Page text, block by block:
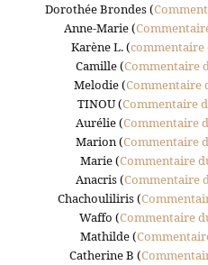
Dorothée Brondes (
Anne-Marie (
Karène L. (commentaire
Camille (Commentaire
Melodie (Commentaire
TINOU (Commentaire
Aurélie (Commentaire
Marion (Commentaire
Marie (Commentaire
Anacris (Commentaire
Chachouliliris (
Waffo (Commentaire
Mathilde (
Catherine B (